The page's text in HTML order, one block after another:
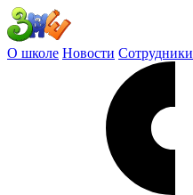
О школе Новости Сотрудники